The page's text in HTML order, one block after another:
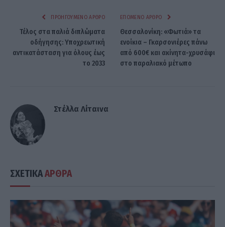
ΠΡΟΗΓΟΎΜΕΝΟ ΆΡΘΡΟ
Τέλος στα παλιά διπλώματα
οδήγησης: Υποχρεωτική
αντικατάσταση για όλους έως
το 2033
ΕΠΌΜΕΝΟ ΆΡΘΡΟ
Θεσσαλονίκη: «Φωτιά» τα
ενοίκια – Γκαρσονιέρες πάνω
από 600€ και ακίνητα-χρυσάφι
στο παραλιακό μέτωπο
Στέλλα Λίταινα
ΣΧΕΤΙΚΑΑΡΘΡΑ